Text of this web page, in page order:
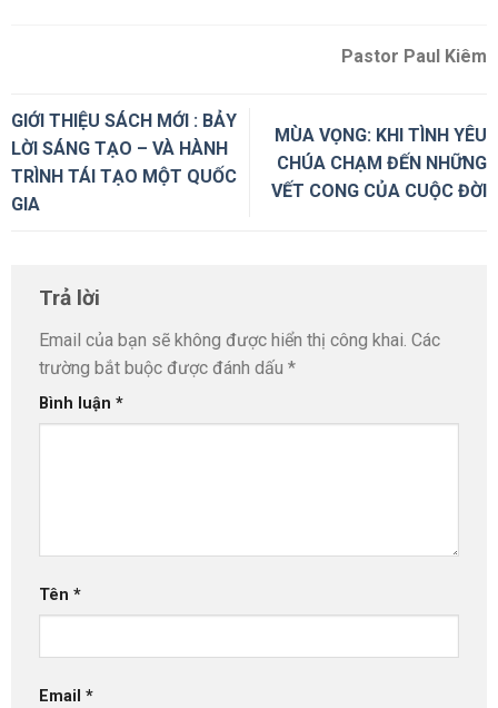
Pastor Paul Kiêm
GIỚI THIỆU SÁCH MỚI : BẢY
LỜI SÁNG TẠO – VÀ HÀNH
TRÌNH TÁI TẠO MỘT QUỐC
GIA
MÙA VỌNG: KHI TÌNH YÊU
CHÚA CHẠM ĐẾN NHỮNG
VẾT CONG CỦA CUỘC ĐỜI
Trả lời
Email của bạn sẽ không được hiển thị công khai. Các
trường bắt buộc được đánh dấu *
Bình luận *
Tên *
Email *